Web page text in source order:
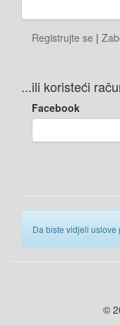
Registrujte se |
...ili koristeći
Facebook
Da biste vidjeli uslove
©